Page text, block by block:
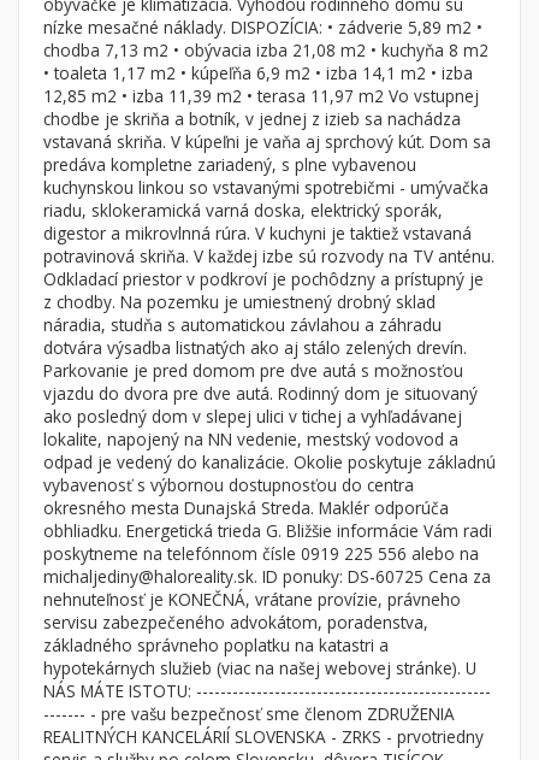
Pozemok
Stavebné pozemky
Bývanie a rekreácia
Priemyselný pozemok
Poľnohospodárske pozemky
Záhrada
Iný poľnohospodársky pozemok
Nebytové priestory
Administratívne, obchodné
Skladové, výrobné
Rekreačné, reštauračné
Garáž, garážové státie
Filtre
Súkromná inzercia
Ponuka RK
Len s fotkou
Novostavba
search Hľadaj
Uložiť vyhľadávanie | alternate_emailZasielať na email
Zatvoriť vyhľadávanie
nízke mesačné náklady. DISPOZÍCIA: • zádverie 5,89 m2 •
chodba 7,13 m2 • obývacia izba 21,08 m2 • kuchyňa 8 m2
• toaleta 1,17 m2 • kúpeľňa 6,9 m2 • izba 14,1 m2 • izba
12,85 m2 • izba 11,39 m2 • terasa 11,97 m2 Vo vstupnej
chodbe je skriňa a botník, v jednej z izieb sa nachádza
vstavaná skriňa. V kúpeľni je vaňa aj sprchový kút. Dom sa
predáva kompletne zariadený, s plne vybavenou
kuchynskou linkou so vstavanými spotrebičmi - umývačka
riadu, sklokeramická varná doska, elektrický sporák,
digestor a mikrovlnná rúra. V kuchyni je taktiež vstavaná
potravinová skriňa. V každej izbe sú rozvody na TV anténu.
Odkladací priestor v podkroví je pochôdzny a prístupný je
z chodby. Na pozemku je umiestnený drobný sklad
náradia, studňa s automatickou závlahou a záhradu
dotvára výsadba listnatých ako aj stálo zelených drevín.
Parkovanie je pred domom pre dve autá s možnosťou
vjazdu do dvora pre dve autá. Rodinný dom je situovaný
ako posledný dom v slepej ulici v tichej a vyhľadávanej
lokalite, napojený na NN vedenie, mestský vodovod a
odpad je vedený do kanalizácie. Okolie poskytuje základnú
vybavenosť s výbornou dostupnosťou do centra
okresného mesta Dunajská Streda. Maklér odporúča
obhliadku. Energetická trieda G. Bližšie informácie Vám radi
poskytneme na telefónnom čísle 0919 225 556 alebo na
michaljediny@haloreality.sk. ID ponuky: DS-60725 Cena za
nehnuteľnosť je KONEČNÁ, vrátane provízie, právneho
servisu zabezpečeného advokátom, poradenstva,
základného správneho poplatku na katastri a
hypotekárnych služieb (viac na našej webovej stránke). U
NÁS MÁTE ISTOTU: -------------------------------------------------
------- - pre vašu bezpečnosť sme členom ZDRUŽENIA
REALITNÝCH KANCELÁRIÍ SLOVENSKA - ZRKS - prvotriedny